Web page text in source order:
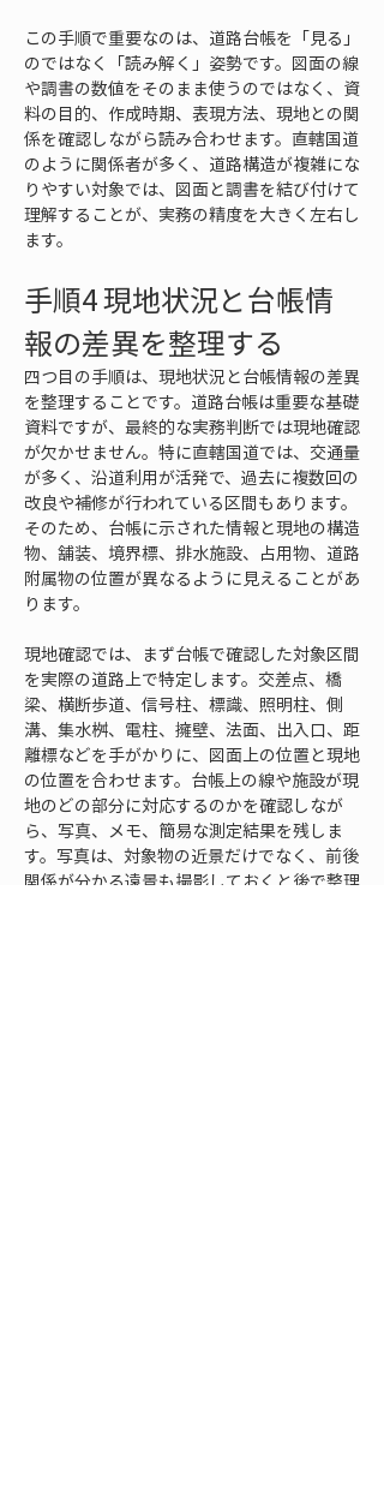
この手順で重要なのは、道路台帳を「見る」
のではなく「読み解く」姿勢です。図面の線
や調書の数値をそのまま使うのではなく、資
料の目的、作成時期、表現方法、現地との関
係を確認しながら読み合わせます。直轄国道
のように関係者が多く、道路構造が複雑にな
りやすい対象では、図面と調書を結び付けて
理解することが、実務の精度を大きく左右し
ます。
手順4 現地状況と台帳情
報の差異を整理する
四つ目の手順は、現地状況と台帳情報の差異
を整理することです。道路台帳は重要な基礎
資料ですが、最終的な実務判断では現地確認
が欠かせません。特に直轄国道では、交通量
が多く、沿道利用が活発で、過去に複数回の
改良や補修が行われている区間もあります。
そのため、台帳に示された情報と現地の構造
物、舗装、境界標、排水施設、占用物、道路
附属物の位置が異なるように見えることがあ
ります。
現地確認では、まず台帳で確認した対象区間
を実際の道路上で特定します。交差点、橋
梁、横断歩道、信号柱、標識、照明柱、側
溝、集水桝、電柱、擁壁、法面、出入口、距
離標などを手がかりに、図面上の位置と現地
の位置を合わせます。台帳上の線や施設が現
地のどの部分に対応するのかを確認しなが
ら、写真、メモ、簡易な測定結果を残しま
す。写真は、対象物の近景だけでなく、前後
関係が分かる遠景も撮影しておくと後で整理